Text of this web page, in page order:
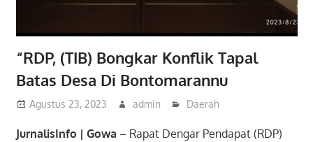
“RDP, (TIB) Bongkar Konflik Tapal
Batas Desa Di Bontomarannu
Agustus 23, 2023 admin Daerah
JurnalisInfo | Gowa – Rapat Dengar Pendapat (RDP)